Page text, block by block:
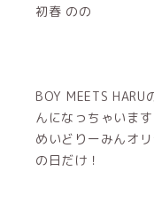
初春 のの
BOY MEETS
んになっちゃいま
めいどりーみんオ
の日だけ！